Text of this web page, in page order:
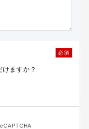
必須
ますか？